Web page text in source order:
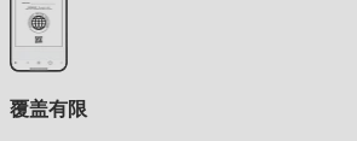
覆盖有限